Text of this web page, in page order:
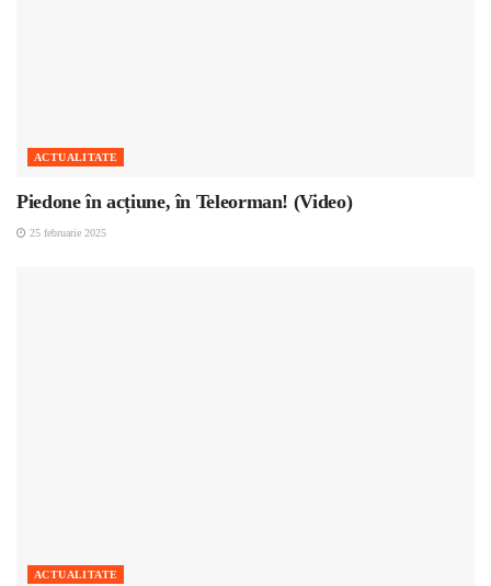
ACTUALITATE
Piedone în acțiune, în Teleorman! (Video)
25 februarie 2025
ACTUALITATE